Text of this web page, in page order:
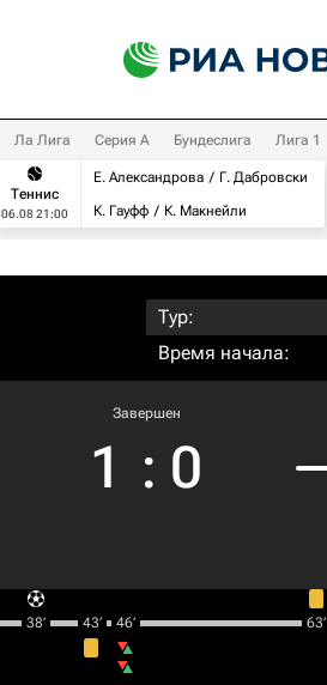
Ла Лига Серия А Бундеслига Лига 1
Теннис
06.08 21:00
Е. Александрова
Г. Дабровски
К. Гауфф
К. Макнейли
Тур:
Время начала:
Завершен
1 : 0
38‎’‎ 43‎’‎ 46‎’‎ 63‎’‎